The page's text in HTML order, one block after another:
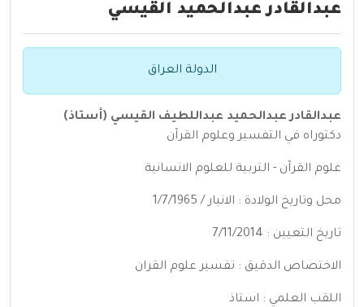
عبدالقادر عبدالحميد القيسي
الدولة العراق
عبدالقادر عبدالحميد عبداللطيف القيسي (أستاذ)
دكتوراه في التفسير وعلوم القرآن
علوم القرآن - التربية للعلوم الانسانية
محل وتاريخ الولادة : الانبار / 1/7/1965
تاريخ التعيين : 7/11/2014
الاختصاص الدقيق : تفسير علوم القران
اللقب العلمي : استاذ